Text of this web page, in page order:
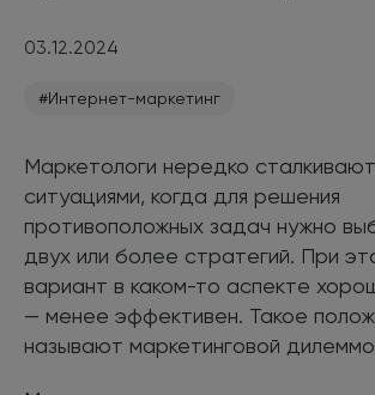
03.12.2024
#Интернет-маркетинг
Маркетологи нередко
ситуациями, когда для решения
противоположных задач нужно
двух или более стратегий. При
вариант в каком-то аспекте
— менее эффективен. Такое
называют маркетинговой